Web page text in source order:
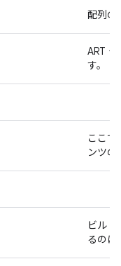
配列の
ART
す。
ここで
ンツの
ビルド
るのに